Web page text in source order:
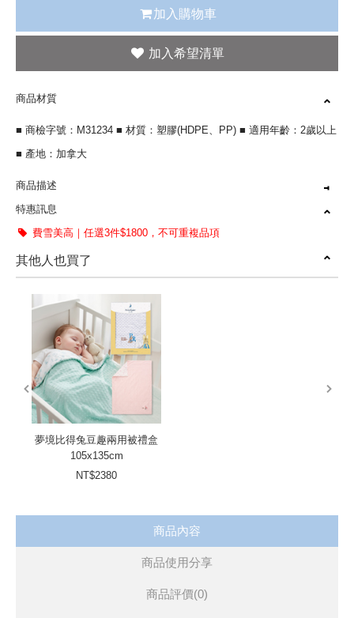
加入購物車
商品材質
■ 商檢字號：M31234 ■ 材質：塑膠(HDPE、PP) ■ 適用年齡：2歲以上
■ 產地：加拿大
商品描述
工具搭配積木，敲打發揮創意
專為寶寶設計的大顆積木
特惠訊息
費雪美高｜任選3件$1800，不可重複品項
其他人也買了
夢境比得兔豆趣兩用被禮盒
105x135cm
NT$2380
prev
商品內容
商品使用分享
商品評價(0)